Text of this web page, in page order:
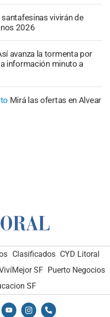
vivirán de
2026
avanza la tormenta por
información minuto a
Mirá las ofertas en Alvear
Clasificados CYD Litoral
SF Puerto Negocios
SF